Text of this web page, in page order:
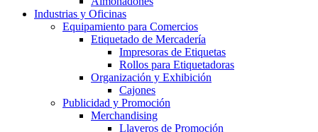
Industrias y Oficinas
Equipamiento para Comercios
Etiquetado de Mercadería
Impresoras de Etiquetas
Rollos para Etiquetadoras
Organización y Exhibición
Cajones
Publicidad y Promoción
Merchandising
Llaveros de Promoción